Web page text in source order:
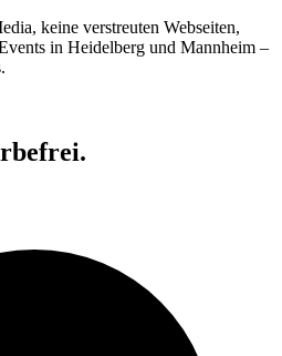
keine verstreuten Webseiten,
in Heidelberg und Mannheim –